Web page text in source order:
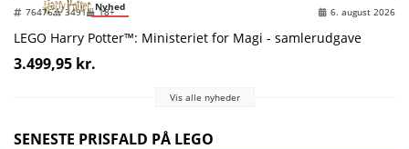
Nyhed
76476 3491 18+ 6. august 2026
LEGO Harry Potter™: Ministeriet for Magi - samlerudgave
3.499,95 kr.
Vis alle nyheder
SENESTE PRISFALD PÅ LEGO